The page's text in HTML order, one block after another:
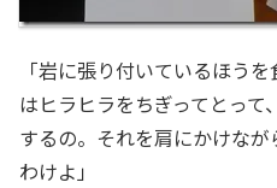
「岩に張り付いているほう
はヒラヒラをちぎってとっ
するの。それを肩にかけな
わけよ」